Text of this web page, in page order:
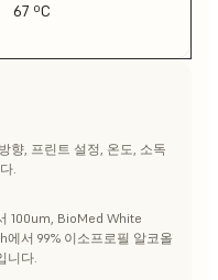
67 ºC
향, 프린트 설정, 온도, 소독
.
100um, BioMed White
서 99% 이소프로필 알코올
니다.